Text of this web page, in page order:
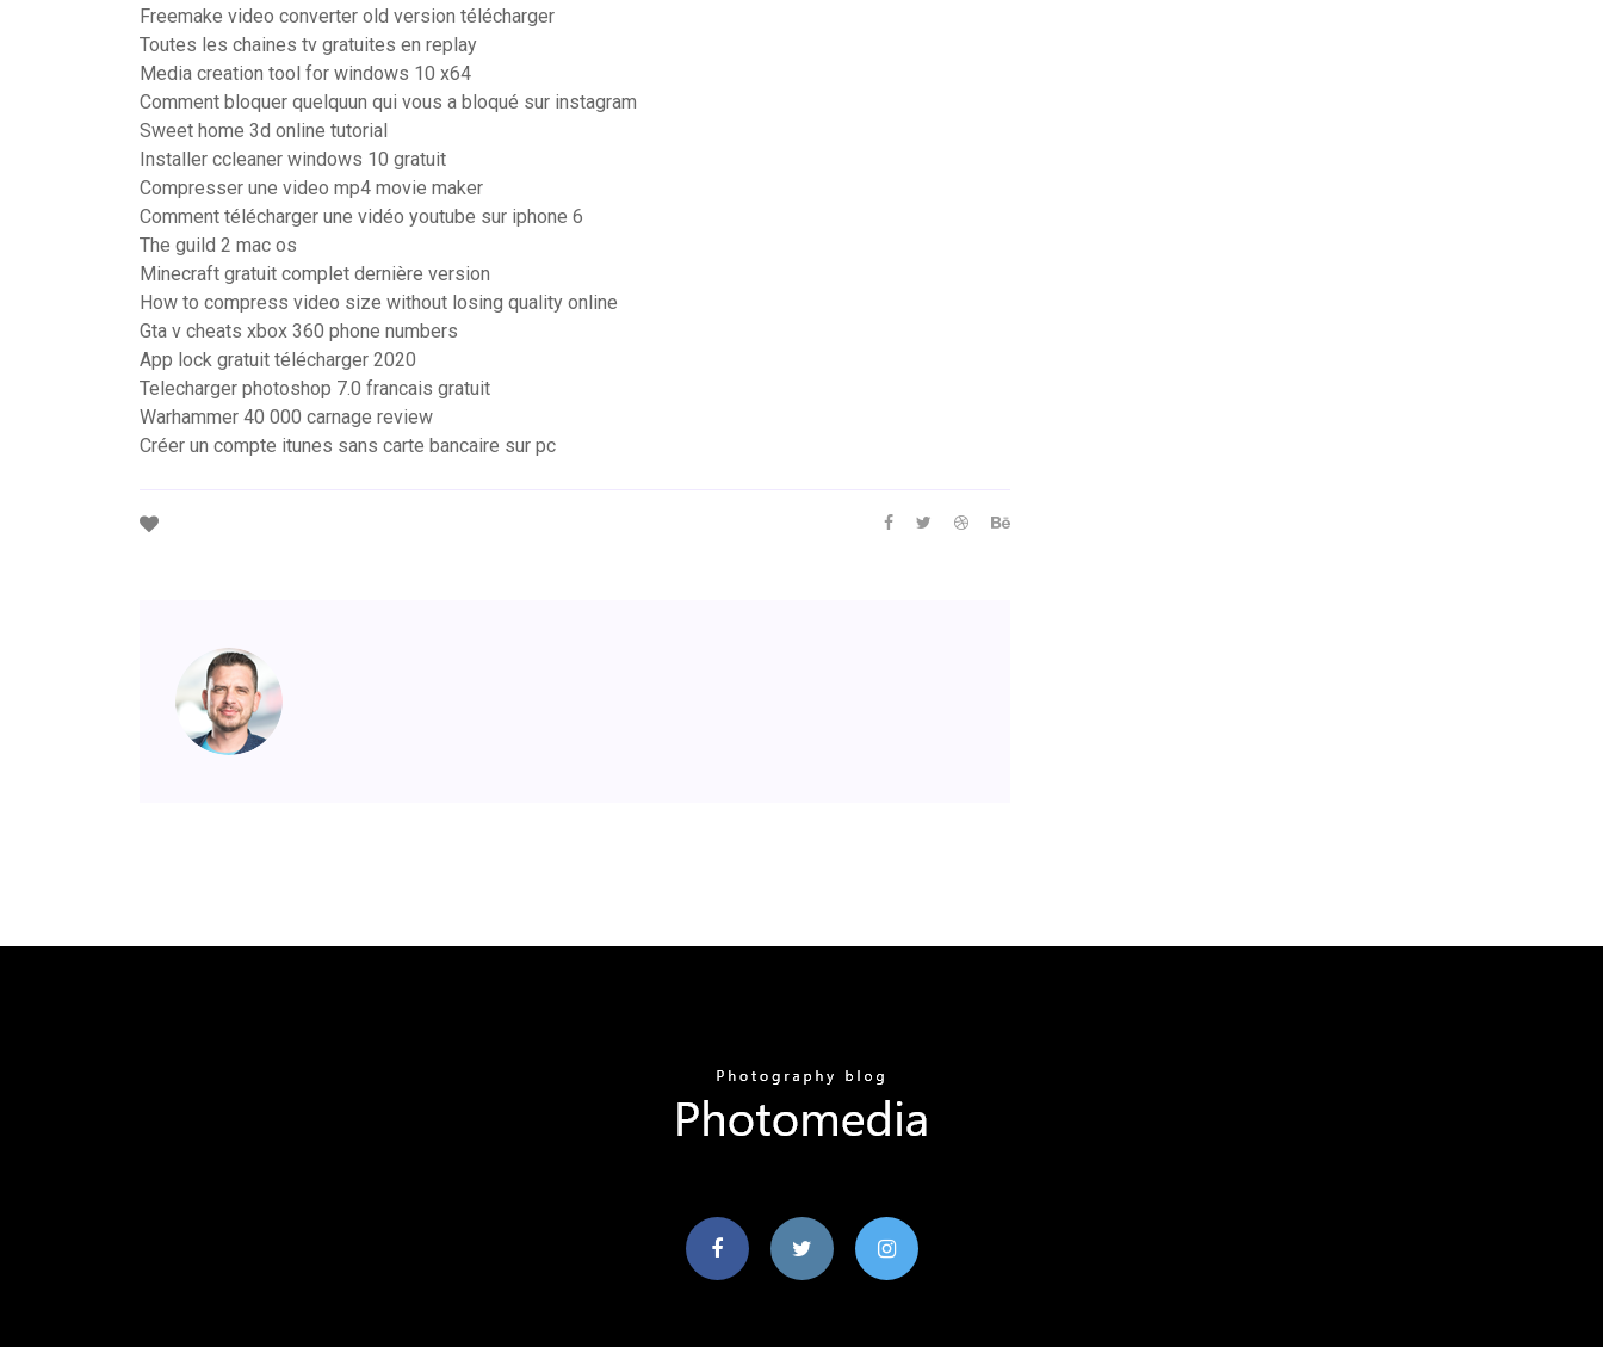
Freemake video converter old version télécharger
Toutes les chaines tv gratuites en replay
Media creation tool for windows 10 x64
Comment bloquer quelquun qui vous a bloqué sur instagram
Sweet home 3d online tutorial
Installer ccleaner windows 10 gratuit
Compresser une video mp4 movie maker
Comment télécharger une vidéo youtube sur iphone 6
The guild 2 mac os
Minecraft gratuit complet dernière version
How to compress video size without losing quality online
Gta v cheats xbox 360 phone numbers
App lock gratuit télécharger 2020
Telecharger photoshop 7.0 francais gratuit
Warhammer 40 000 carnage review
Créer un compte itunes sans carte bancaire sur pc